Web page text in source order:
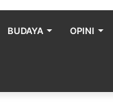
BUDAYA OPINI